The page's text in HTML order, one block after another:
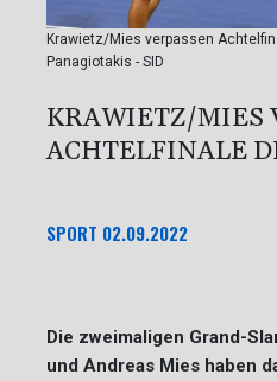
Krawietz/Mies verpassen
Panagiotakis - SID
KRAWIETZ/MIES
ACHTELFINALE
SPORT 02.09.2022
Die zweimaligen Grand-
und Andreas Mies haben